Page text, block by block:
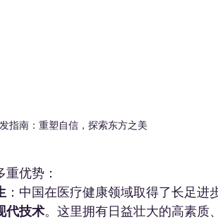
指南：重塑自信，探索东方之美
优势：
：中国在医疗健康领域取得了长足进
代技术。这里拥有日益壮大的高素质